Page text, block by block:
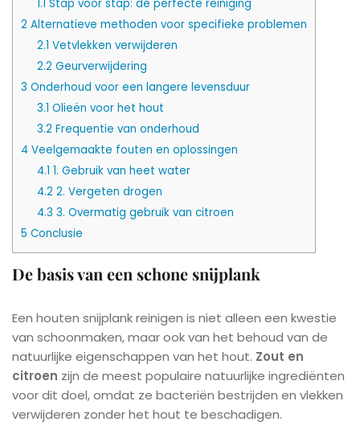
1.1 Stap voor stap: de perfecte reiniging
2 Alternatieve methoden voor specifieke problemen
2.1 Vetvlekken verwijderen
2.2 Geurverwijdering
3 Onderhoud voor een langere levensduur
3.1 Olieën voor het hout
3.2 Frequentie van onderhoud
4 Veelgemaakte fouten en oplossingen
4.1 1. Gebruik van heet water
4.2 2. Vergeten drogen
4.3 3. Overmatig gebruik van citroen
5 Conclusie
De basis van een schone snijplank
Een houten snijplank reinigen is niet alleen een kwestie
van schoonmaken, maar ook van het behoud van de
natuurlijke eigenschappen van het hout. Zout en
citroen zijn de meest populaire natuurlijke ingrediënten
voor dit doel, omdat ze bacteriën bestrijden en vlekken
verwijderen zonder het hout te beschadigen.